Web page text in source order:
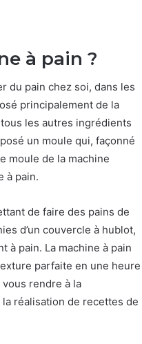
à pain ?
du pain chez soi, dans les
principalement de la
les autres ingrédients
un moule qui, façonné
moule de la machine
à pain.
de faire des pains de
d’un couvercle à hublot,
à pain. La machine à pain
parfaite en une heure
rendre à la
la réalisation de recettes de